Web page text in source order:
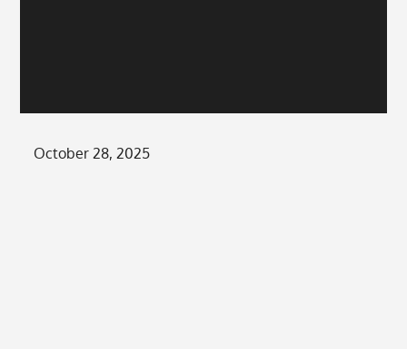
Posted
October 28, 2025